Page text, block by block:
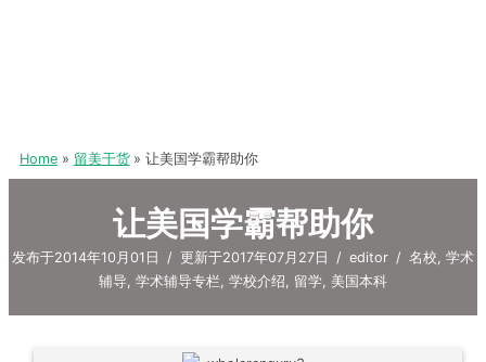
Home 留美干货 让美国学霸帮助你
让美国学霸帮助你
发布于2014年10月01日 / 更新于2017年07月27日 / editor / 名校, 学术
辅导, 学术辅导专栏, 学校介绍, 留学, 美国本科